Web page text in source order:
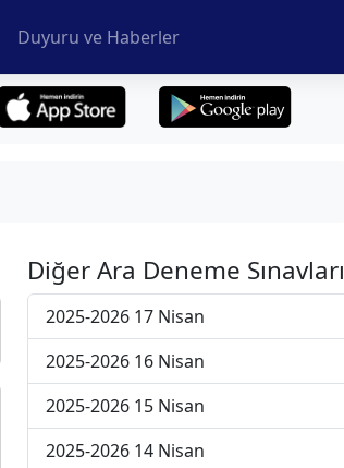
Duyuru ve Haberler
Diğer Ara Deneme Sınavları
2025-2026 17 Nisan
2025-2026 16 Nisan
2025-2026 15 Nisan
2025-2026 14 Nisan